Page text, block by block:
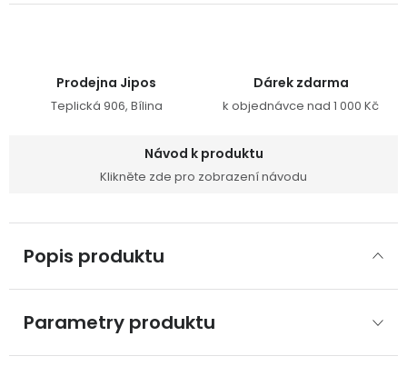
Prodejna Jipos
Teplická 906, Bílina
Dárek zdarma
k objednávce nad 1 000 Kč
Návod k produktu
Klikněte zde pro zobrazení návodu
Popis produktu
Parametry produktu